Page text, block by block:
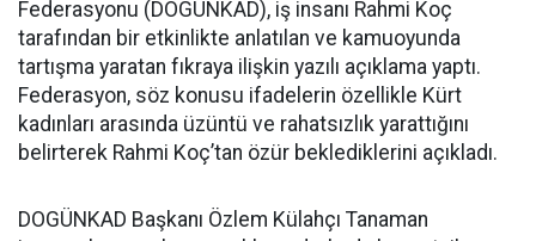
Federasyonu (DOGÜNKAD), iş insanı Rahmi Koç
tarafından bir etkinlikte anlatılan ve kamuoyunda
tartışma yaratan fıkraya ilişkin yazılı açıklama yaptı.
Federasyon, söz konusu ifadelerin özellikle Kürt
kadınları arasında üzüntü ve rahatsızlık yarattığını
belirterek Rahmi Koç’tan özür beklediklerini açıkladı.
DOGÜNKAD Başkanı Özlem Külahçı Tanaman